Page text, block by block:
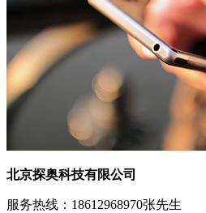
北京探奥科技有限公司
服务热线：18612968970张先生